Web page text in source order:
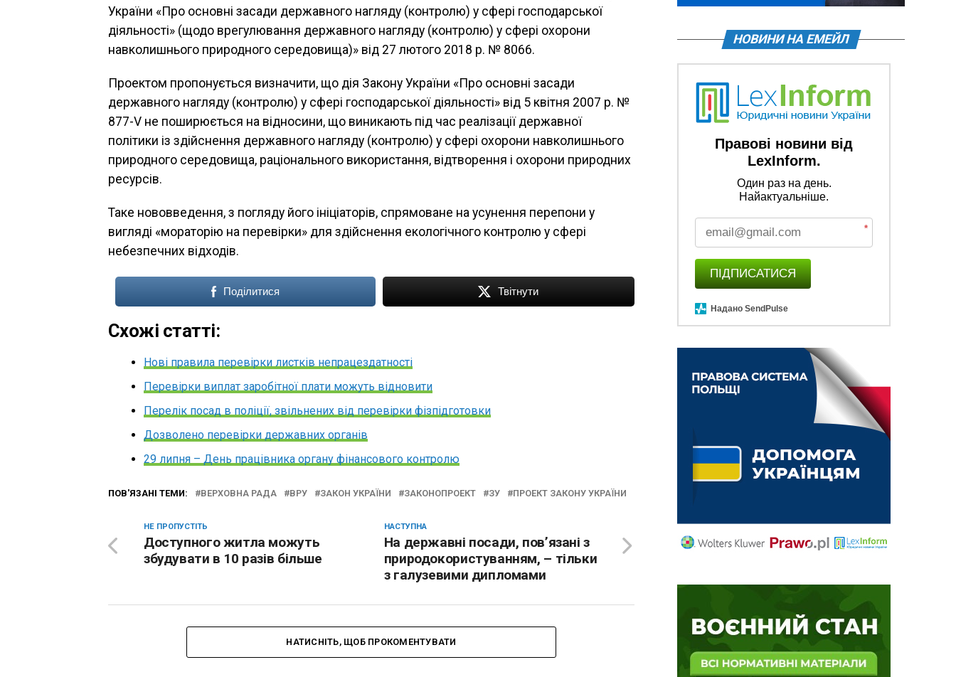
України «Про основні засади державного нагляду (контролю) у сфері господарської
діяльності» (щодо врегулювання державного нагляду (контролю) у сфері охорони
навколишнього природного середовища)» від 27 лютого 2018 р. № 8066.
Проектом пропонується визначити, що дія Закону України «Про основні засади
державного нагляду (контролю) у сфері господарської діяльності» від 5 квітня 2007 р. №
877-V не поширюється на відносини, що виникають під час реалізації державної
політики із здійснення державного нагляду (контролю) у сфері охорони навколишнього
природного середовища, раціонального використання, відтворення і охорони природних
ресурсів.
Таке нововведення, з погляду його ініціаторів, спрямоване на усунення перепони у
вигляді «мораторію на перевірки» для здійснення екологічного контролю у сфері
небезпечних відходів.
Поділитися Твітнути
Схожі статті:
Нові правила перевірки листків непрацездатності
Перевірки виплат заробітної плати можуть відновити
Перелік посад в поліції, звільнених від перевірки фізпідготовки
Дозволено перевірки державних органів
29 липня – День працівника органу фінансового контролю
ПОВ'ЯЗАНІ ТЕМИ: ВЕРХОВНА РАДА ВРУ ЗАКОН УКРАЇНИ ЗАКОНОПРОЕКТ ЗУ ПРОЕКТ ЗАКОНУ УКРАЇНИ
НАСТУПНА
На державні посади, пов’язані з
природокористуванням, – тільки
з галузевими дипломами
НЕ ПРОПУСТІТЬ
Доступного житла можуть
збудувати в 10 разів більше
НАТИСНІТЬ, ЩОБ ПРОКОМЕНТУВАТИ
НОВИНИ НА ЕМЕЙЛ
Правові новини від
LexInform.
Один раз на день.
Найактуальніше.
*
ПІДПИСАТИСЯ
Надано SendPulse